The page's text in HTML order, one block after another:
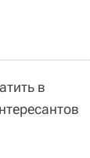
в